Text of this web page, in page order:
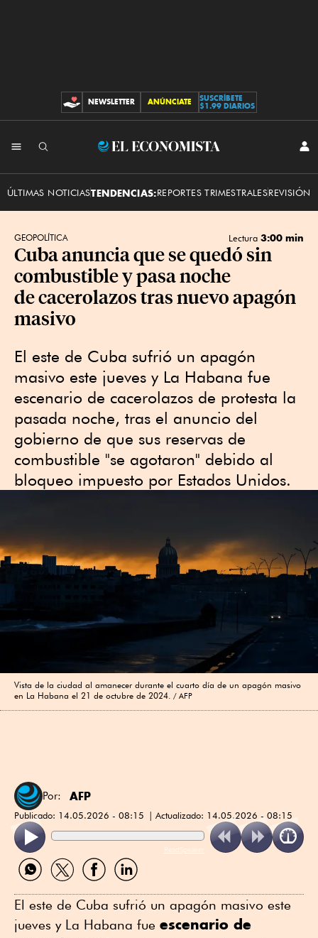
CONTRIBUCIONES
NEWSLETTER ANÚNCIATE
SUSCRÍBETE
$1.99 DIARIOS
El
ÚLTIMAS NOTICIASTENDENCIAS:REPORTES TRIMESTRALESREVISIÓN
GEOPOLÍTICA Lectura 3:00 min
Cuba anuncia que se quedó sin
combustible y pasa noche
de cacerolazos tras nuevo apagón
masivo
El este de Cuba sufrió un apagón
masivo este jueves y La Habana fue
escenario de cacerolazos de protesta la
pasada noche, tras el anuncio del
gobierno de que sus reservas de
combustible "se agotaron" debido al
bloqueo impuesto por Estados Unidos.
Vista de la ciudad al amanecer durante el cuarto día de un apagón masivo
en La Habana el 21 de octubre de 2024.
AFP
Por: AFP
Publicado: 14.05.2026 - 08:15 Actualizado: 14.05.2026 - 08:15
ReadSpeaker
Compartir
por
Compartir
por
Compartir
por
Compartir
por
El este de Cuba sufrió un apagón masivo este
jueves y La Habana fue escenario de